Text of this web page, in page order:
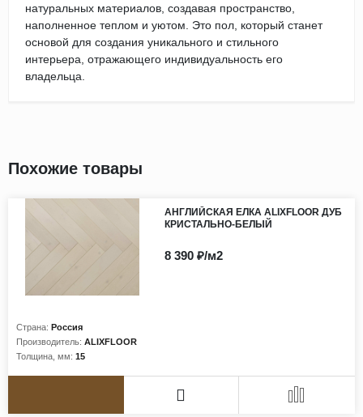
натуральных материалов, создавая пространство,
наполненное теплом и уютом. Это пол, который станет
основой для создания уникального и стильного
интерьера, отражающего индивидуальность его
владельца.
Похожие товары
АНГЛИЙСКАЯ ЕЛКА ALIXFLOOR ДУБ
КРИСТАЛЬНО-БЕЛЫЙ
Страна: Россия
Производитель: ALIXFLOOR
Толщина, мм: 15
8 390 ₽/м2